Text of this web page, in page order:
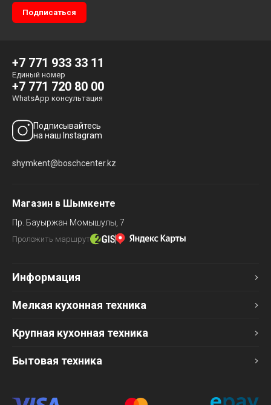
+7 771 933 33 11
Единый номер
+7 771 720 80 00
WhatsApp консультация
Подписывайтесь
на наш Instagram
shymkent@boschcenter.kz
Магазин в Шымкенте
Пр. Бауыржан Момышулы, 7
Проложить маршрут
Информация
Мелкая кухонная техника
Крупная кухонная техника
Бытовая техника